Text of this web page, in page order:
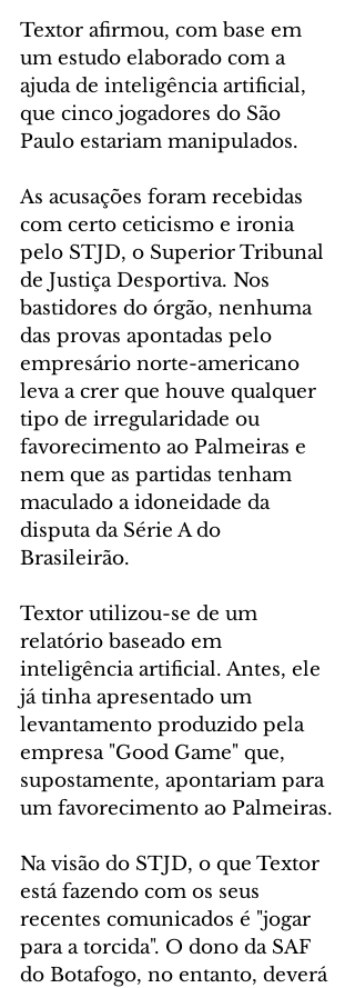
Textor afirmou, com base em
um estudo elaborado com a
ajuda de inteligência artificial,
que cinco jogadores do São
Paulo estariam manipulados.
As acusações foram recebidas
com certo ceticismo e ironia
pelo STJD, o Superior Tribunal
de Justiça Desportiva. Nos
bastidores do órgão, nenhuma
das provas apontadas pelo
empresário norte-americano
leva a crer que houve qualquer
tipo de irregularidade ou
favorecimento ao Palmeiras e
nem que as partidas tenham
maculado a idoneidade da
disputa da Série A do
Brasileirão.
Textor utilizou-se de um
relatório baseado em
inteligência artificial. Antes, ele
já tinha apresentado um
levantamento produzido pela
empresa "Good Game" que,
supostamente, apontariam para
um favorecimento ao Palmeiras.
Na visão do STJD, o que Textor
está fazendo com os seus
recentes comunicados é "jogar
para a torcida". O dono da SAF
do Botafogo, no entanto, deverá